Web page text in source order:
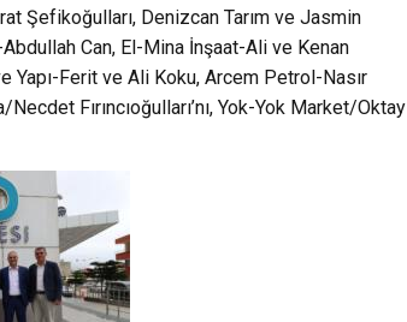
Şefikoğulları, Denizcan Tarım ve Jasmin
Abdullah Can, El-Mina İnşaat-Ali ve Kenan
Yapı-Ferit ve Ali Koku, Arcem Petrol-Nasır
Fırıncıoğulları’nı, Yok-Yok Market/Oktay